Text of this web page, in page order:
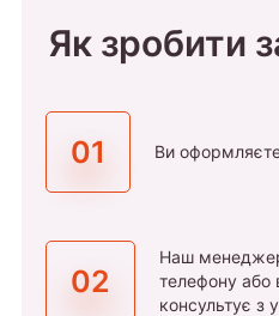
Як зробити
01 Ви
02
Наш
телефону або
консультує з